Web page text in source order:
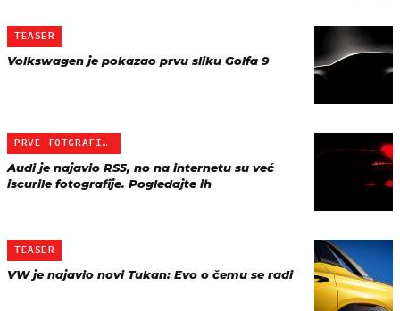
TEASER
Volkswagen je pokazao prvu sliku Golfa 9
PRVE FOTGRAFIJE
Audi je najavio RS5, no na internetu su već
iscurile fotografije. Pogledajte ih
TEASER
VW je najavio novi Tukan: Evo o čemu se radi